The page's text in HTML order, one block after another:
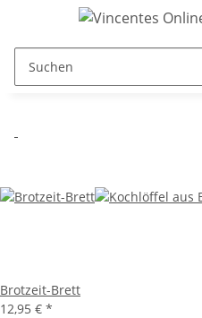
Brotzeit-Brett
12,95 € *